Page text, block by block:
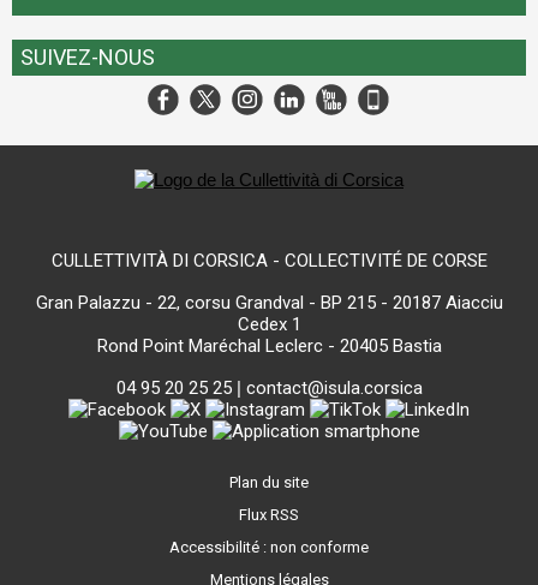
SUIVEZ-NOUS
CULLETTIVITÀ DI CORSICA - COLLECTIVITÉ DE CORSE
Gran Palazzu - 22, corsu Grandval - BP 215 - 20187 Aiacciu
Cedex 1
Rond Point Maréchal Leclerc - 20405 Bastia
04 95 20 25 25| contact@isula.corsica
Plan du site
Flux RSS
Accessibilité : non conforme
Mentions légales